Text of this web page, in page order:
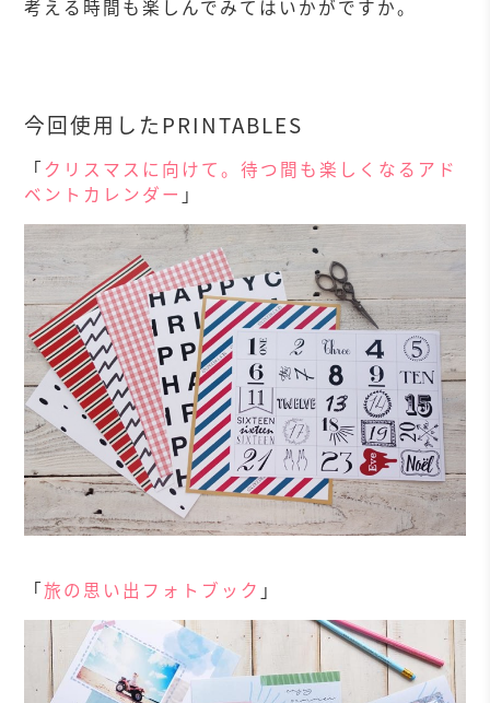
考える時間も楽しんでみてはいかがですか。
今回使用したPRINTABLES
「クリスマスに向けて。待つ間も楽しくなるアド
ベントカレンダー 」
「旅の思い出フォトブック 」